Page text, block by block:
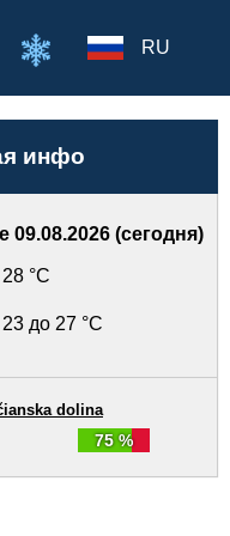
RU
инфо
09.08.2026 (сегодня)
28 °C
23 до 27 °C
75 %
dolina